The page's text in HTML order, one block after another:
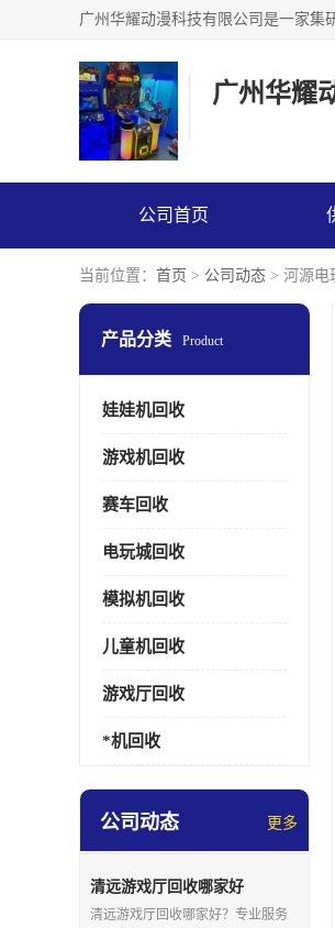
广州华耀
公司首页
当前位置： 首页 > 公司动态 > 河源电
产品分类 Product
娃娃机回收
游戏机回收
赛车回收
电玩城回收
模拟机回收
儿童机回收
游戏厅回收
*机回收
公司动态 更多
清远游戏厅回收哪家好
清远游戏厅回收哪家好？专业服务